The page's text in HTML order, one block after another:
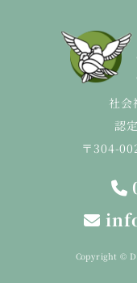
社会
認
〒304-
Copyright ©